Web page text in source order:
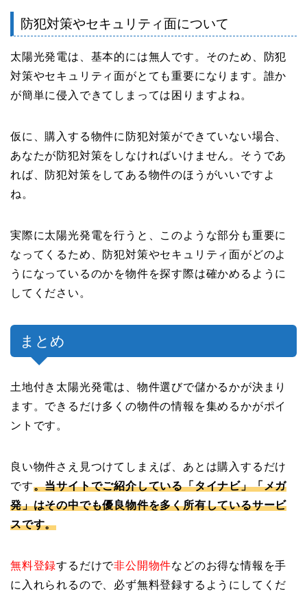
防犯対策やセキュリティ面について
太陽光発電は、基本的には無人です。そのため、防犯
対策やセキュリティ面がとても重要になります。誰か
が簡単に侵入できてしまっては困りますよね。
仮に、購入する物件に防犯対策ができていない場合、
あなたが防犯対策をしなければいけません。そうであ
れば、防犯対策をしてある物件のほうがいいですよ
ね。
実際に太陽光発電を行うと、このような部分も重要に
なってくるため、防犯対策やセキュリティ面がどのよ
うになっているのかを物件を探す際は確かめるように
してください。
まとめ
土地付き太陽光発電は、物件選びで儲かるかが決まり
ます。できるだけ多くの物件の情報を集めるかがポイ
ントです。
良い物件さえ見つけてしまえば、あとは購入するだけ
です。当サイトでご紹介している「タイナビ」「メガ
発」はその中でも優良物件を多く所有しているサービ
スです。
無料登録するだけで非公開物件などのお得な情報を手
に入れられるので、必ず無料登録するようにしてくだ